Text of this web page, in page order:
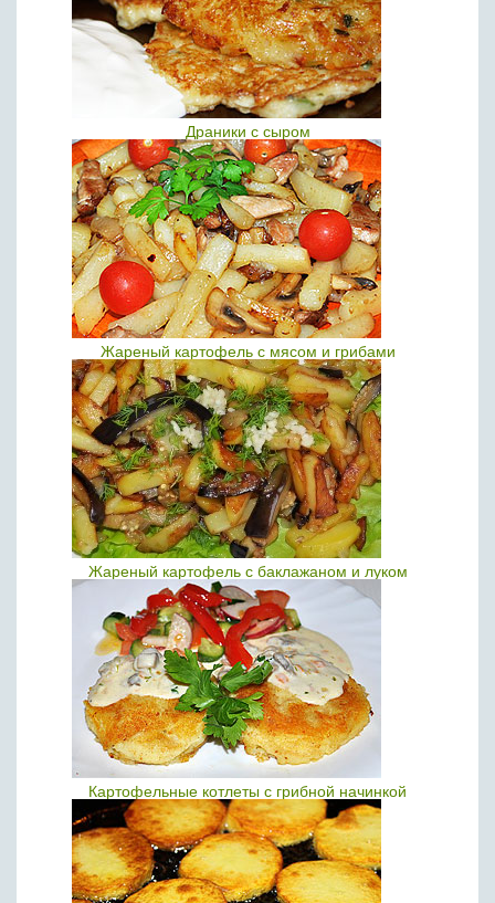
Драники с сыром
Жареный картофель с мясом и грибами
Жареный картофель с баклажаном и луком
Картофельные котлеты с грибной начинкой